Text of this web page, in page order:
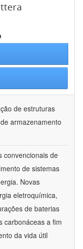
de estruturas
armazenamento
convencionais de
de sistemas
Novas
eletroquímica,
de baterias
carbonáceas a fim
da vida útil